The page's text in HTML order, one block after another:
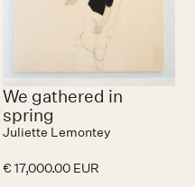
We gathered in
spring
Juliette Lemontey
€ 17,000.00 EUR